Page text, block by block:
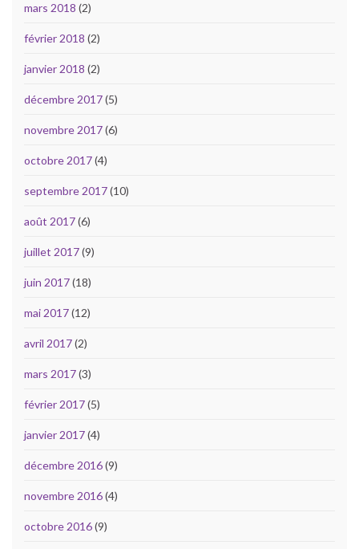
mars 2018 (2)
février 2018 (2)
janvier 2018 (2)
décembre 2017(5)
novembre 2017(6)
octobre 2017(4)
septembre 2017(10)
août 2017(6)
juillet 2017(9)
juin 2017(18)
mai 2017(12)
avril 2017(2)
mars 2017(3)
février 2017(5)
janvier 2017(4)
décembre 2016(9)
novembre 2016(4)
octobre 2016(9)